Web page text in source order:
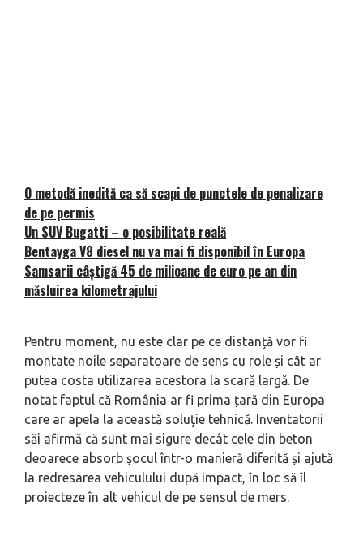
O metodă inedită ca să scapi de punctele de penalizare
de pe permis
Un SUV Bugatti – o posibilitate reală
Bentayga V8 diesel nu va mai fi disponibil în Europa
Samsarii câștigă 45 de milioane de euro pe an din
măsluirea kilometrajului
Pentru moment, nu este clar pe ce distanță vor fi
montate noile separatoare de sens cu role și cât ar
putea costa utilizarea acestora la scară largă. De
notat faptul că România ar fi prima țară din Europa
care ar apela la această soluție tehnică. Inventatorii
săi afirmă că sunt mai sigure decât cele din beton
deoarece absorb șocul într-o manieră diferită și ajută
la redresarea vehiculului după impact, în loc să îl
proiecteze în alt vehicul de pe sensul de mers.